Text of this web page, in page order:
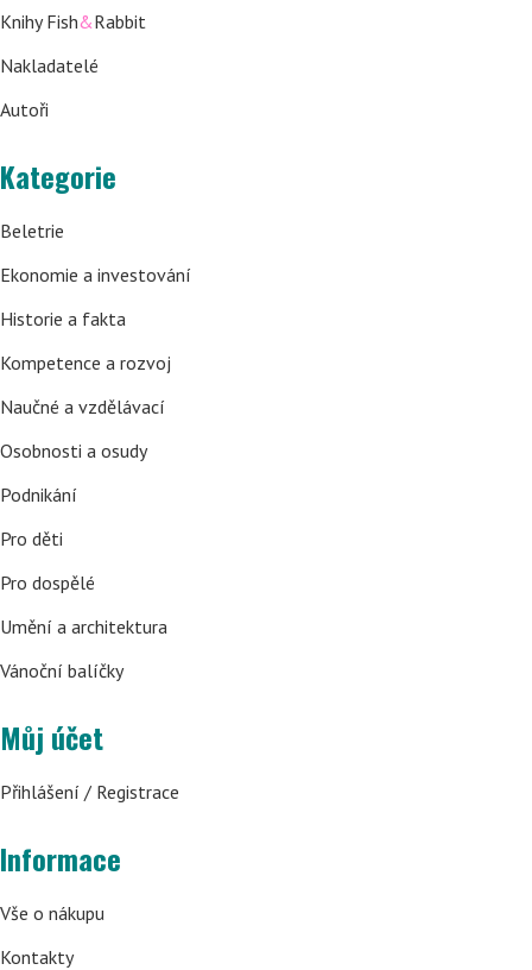
Knihy Fish&Rabbit
Nakladatelé
Autoři
Kategorie
Beletrie
Ekonomie a investování
Historie a fakta
Kompetence a rozvoj
Naučné a vzdělávací
Osobnosti a osudy
Podnikání
Pro děti
Pro dospělé
Umění a architektura
Vánoční balíčky
Můj účet
Přihlášení / Registrace
Informace
Vše o nákupu
Kontakty